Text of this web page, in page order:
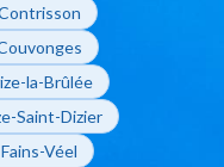
la-Brûlée
Saint-Dizier
Véel